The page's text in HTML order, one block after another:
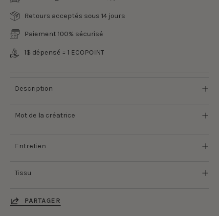
Retours acceptés sous 14 jours
Paiement 100% sécurisé
1$ dépensé = 1 ECOPOINT
Description
Mot de la créatrice
Entretien
Tissu
PARTAGER